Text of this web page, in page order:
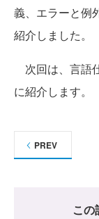
義、エラーと例
紹介しました。
次回は、言語
に紹介します。
PREV
この